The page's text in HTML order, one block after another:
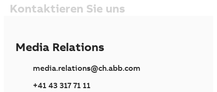
Kontaktieren Sie uns
Media Relations
media.relations@ch.abb.com
+41 43 317 71 11